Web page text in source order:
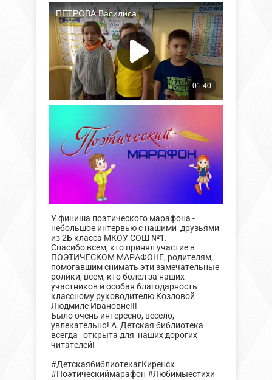
У финиша поэтического марафона -
небольшое интервью с нашими друзьями
из 2Б класса МКОУ СОШ №1.
Спасибо всем, кто принял участие в
ПОЭТИЧЕСКОМ МАРАФОНЕ, родителям,
помогавшим снимать эти замечательные
ролики, всем, кто болел за наших
участников и особая благодарность
классному руководителю Козловой
Людмиле Ивановне!!!
Было очень интересно, весело,
увлекательно! А Детская библиотека
всегда открыта для наших дорогих
читателей!
#ДетскаябиблиотекагКиренск
#Поэтическиймарафон #Любимыестихи